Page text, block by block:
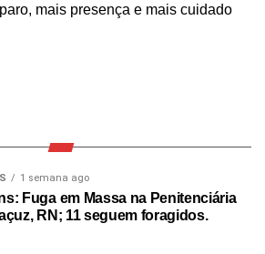
mais presença e mais cuidado
1 semana ago
Fuga em Massa na Penitenciária
RN; 11 seguem foragidos.